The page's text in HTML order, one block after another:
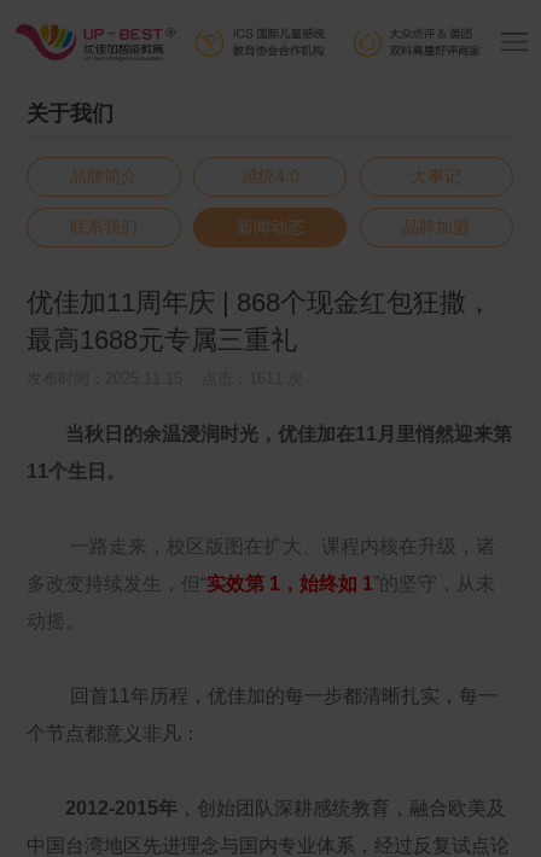
关于我们
品牌简介 感统4.0 大事记
联系我们 新闻动态 品牌加盟
优佳加11周年庆 | 868个现金红包狂撒，
最高1688元专属三重礼
当秋日的余温浸润时光，优佳加在11月里悄然迎来第
11个生日。
一路走来，校区版图在扩大、课程内核在升级，诸
多改变持续发生，但“实效第 1，始终如 1”的坚守，从未
动摇。
回首11年历程，优佳加的每一步都清晰扎实，每一
个节点都意义非凡：
2012-2015年 ，创始团队深耕感统教育，融合欧美及
中国台湾地区先进理念与国内专业体系，经过反复试点论